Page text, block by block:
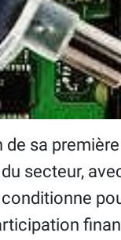
sa
secteur,